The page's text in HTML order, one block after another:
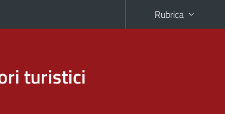
Rubrica
turistici